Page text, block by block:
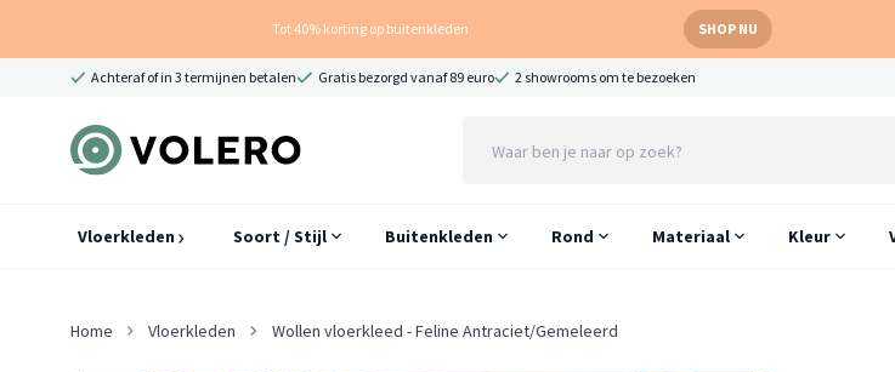
Tot 40% korting op buitenkleden SHOP NU
Achteraf of in 3 termijnen betalen Gratis bezorgd vanaf 89 euro 2 showrooms om te bezoeken
Vloerkleden Soort / Stijl Buitenkleden Rond Materiaal Kleur
Home Vloerkleden Wollen vloerkleed - Feline Antraciet/Gemeleerd